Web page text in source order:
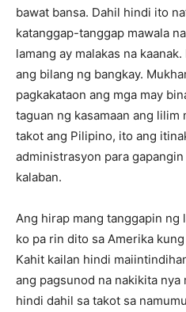
bawat bansa. Dahil hindi ito
katanggap-tanggap mawala
lamang ay malakas na
ang bilang ng bangkay.
pagkakataon ang mga may
taguan ng kasamaan ang
takot ang Pilipino, ito ang
administrasyon para
kalaban.
Ang hirap mang tanggapin ng
ko pa rin dito sa Amerika
Kahit kailan hindi
ang pagsunod na nakikita nya
hindi dahil sa takot sa